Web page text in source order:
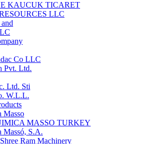
KAUCUK TICARET
LLC
Co LLC
Pvt. Ltd.
Ltd. Sti
W.L.L.
Masso
MASSO TURKEY
Massó, S.A.
Ram Machinery